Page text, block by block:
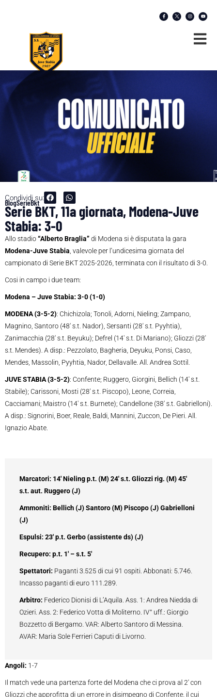
Condividi su:
BlogSerieBkt
Serie BKT, 11a giornata, Modena-Juve
Stabia: 3-0
Allo stadio“Alberto Braglia” di Modena si è disputata la gara
Modena-Juve Stabia , valevole per l’undicesima giornata del
campionato di Serie BKT 2025-2026, terminata con il risultato di 3-0.
Cosi in campo i due team:
Modena – Juve Stabia: 3-0 (1-0)
MODENA (3-5-2): Chichizola; Tonoli, Adorni, Nieling; Zampano,
Magnino, Santoro (48′ s.t. Nador), Sersanti (28′ s.t. Pyyhtia),
Zanimacchia (28′ s.t. Beyuku); Defrel (14′ s.t. Di Mariano); Gliozzi (28′
s.t. Mendes). A disp.: Pezzolato, Bagheria, Deyuku, Ponsi, Caso,
Mendes, Massolin, Pyyhtia, Nador, Dellavalle. All. Andrea Sottil.
JUVE STABIA (3-5-2): Confente; Ruggero, Giorgini, Bellich (14′ s.t.
Stabile); Carissoni, Mosti (28′ s.t. Piscopo), Leone, Correia,
Cacciamani; Maistro (14′ s.t. Burnete); Candellone (38′ s.t. Gabrielloni).
A disp.: Signorini, Boer, Reale, Baldi, Mannini, Zuccon, De Pieri. All.
Ignazio Abate.
Marcatori: 14′ Nieling p.t. (M) 24′ s.t. Gliozzi rig. (M) 45′
s.t. aut. Ruggero (J)
Ammoniti: Bellich (J) Santoro (M) Piscopo (J) Gabrielloni
(J)
Espulsi: 23′ p.t. Gerbo (assistente ds) (J)
Recupero: p.t. 1′ – s.t. 5′
Spettatori: Paganti 3.525 di cui 91 ospiti. Abbonati: 5.746.
Incasso paganti di euro 111.289.
Arbitro: Federico Dionisi di L’Aquila. Ass. 1: Andrea Niedda di
Ozieri. Ass. 2: Federico Votta di Moliterno. IV° uff.: Giorgio
Bozzetto di Bergamo. VAR: Alberto Santoro di Messina.
AVAR: Maria Sole Ferrieri Caputi di Livorno.
Angoli: 1-7
Il match vede una partenza forte del Modena che ci prova al 2′ con
Gliozzi che approfitta di un errore in disimpegno di Confente, il cui